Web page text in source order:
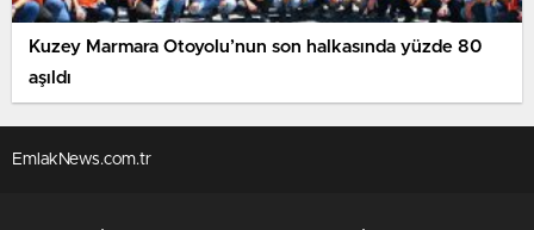
Kuzey Marmara Otoyolu’nun son halkasında yüzde 80
aşıldı
EmlakNews.com.tr